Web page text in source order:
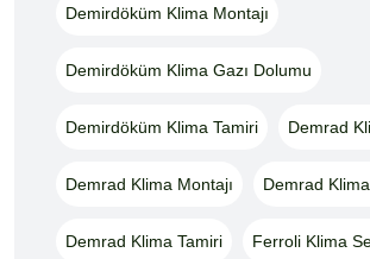
Demirdöküm Klima Montajı
Demirdöküm Klima Gazı Dolumu
Demirdöküm Klima Tamiri Demrad
Demrad Klima Montajı Demrad
Demrad Klima Tamiri Ferroli Klima